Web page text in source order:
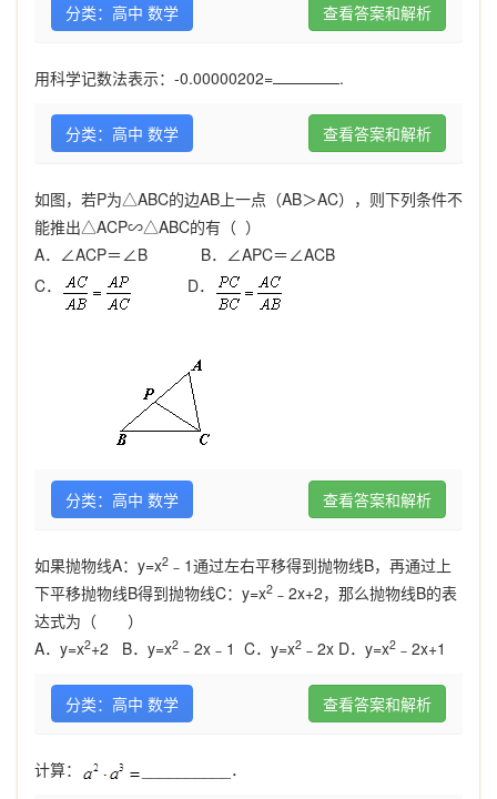
分类：高中 数学 查看答案和解析
用科学记数法表示：-0.00000202= .
分类：高中 数学 查看答案和解析
如图，若P为△ABC的边AB 上一点（AB＞AC），则下列条件不
能推出△ACP∽△ABC的有（ ）
A．∠ACP＝∠B B．∠APC＝∠ACB
C． D．
分类：高中 数学 查看答案和解析
如果抛物线A：y=x2 ﹣1通过左右平移得到抛物线B，再通过上
下平移抛物线B得到抛物线C：y=x2 ﹣2x+2，那么抛物线B的表
达式为（ ）
A．y=x2+2 B．y=x2 ﹣2x﹣1 C．y=x2 ﹣2x D．y=x2 ﹣2x+1
分类：高中 数学 查看答案和解析
计算： ．